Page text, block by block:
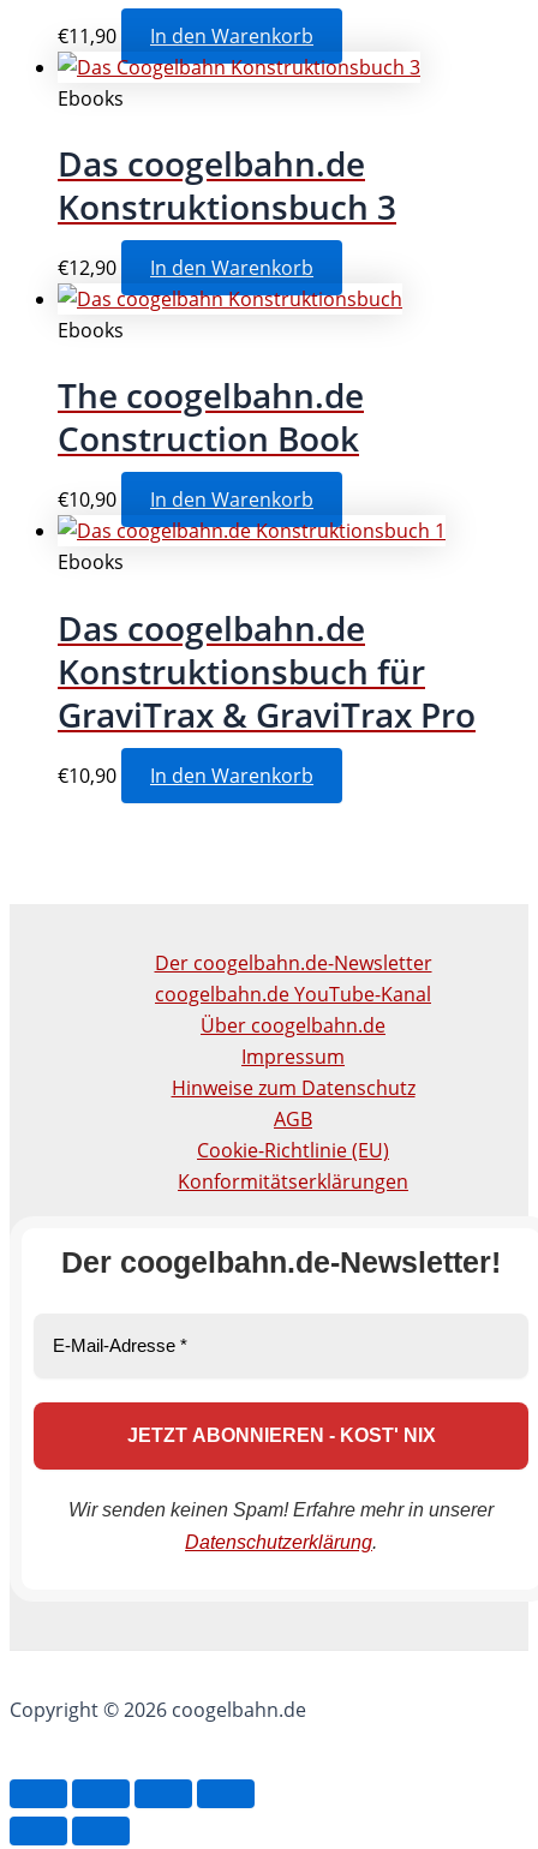
€11,90 In den Warenkorb
Ebooks
Das coogelbahn.de
Konstruktionsbuch 3
€12,90 In den Warenkorb
Ebooks
The coogelbahn.de
Construction Book
€10,90 In den Warenkorb
Ebooks
Das coogelbahn.de
Konstruktionsbuch für
GraviTrax & GraviTrax Pro
€10,90 In den Warenkorb
Der coogelbahn.de-Newsletter
coogelbahn.de YouTube-Kanal
Über coogelbahn.de
Impressum
Hinweise zum Datenschutz
AGB
Cookie-Richtlinie (EU)
Konformitätserklärungen
Der coogelbahn.de-Newsletter!
Wir senden keinen Spam! Erfahre mehr in unserer
Datenschutzerklärung.
Copyright © 2026 coogelbahn.de